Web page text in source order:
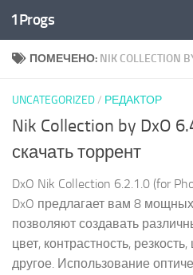
Перейти к содержимому
1Progs
ПОМЕЧЕНО: NIK COLLECTION
UNCATEGORIZED/ РЕДАКТОР
Nik Collection by DxO
скачать торрент
DxO Nik Collection 6.2.1.0 (for
DxO предлагает вам 8
позволяют создавать
цвет, контрастность,
другое. Использование